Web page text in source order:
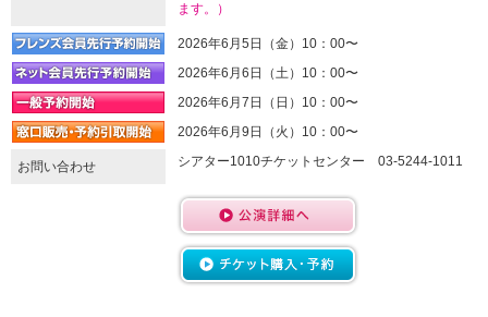
ます。）
2026年6月5日（金）10：00〜
2026年6月6日（土）10：00〜
2026年6月7日（日）10：00〜
2026年6月9日（火）10：00〜
お問い合わせ シアター1010チケットセンター 03-5244-1011